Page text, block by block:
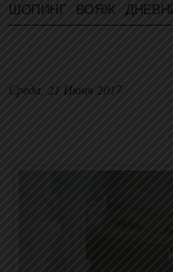
ШОПИНГ ВОЯЖ
Среда, 21 Июня 2017